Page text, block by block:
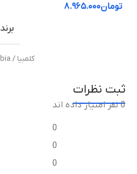
تومان۸.۹۶۵.۰۰۰
برند
کلمبیا / Columbia
ثبت نظرات
0 نفر امتیاز داده اند
0
0
0